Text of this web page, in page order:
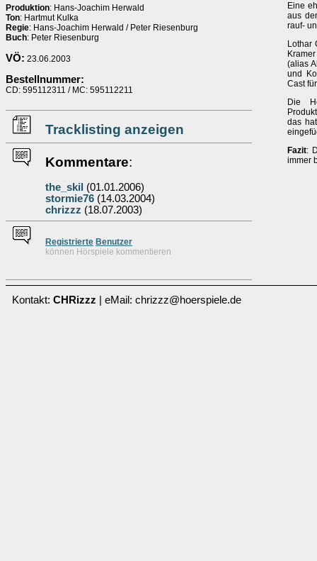
Produktion: Hans-Joachim Herwald
Ton: Hartmut Kulka
Regie: Hans-Joachim Herwald / Peter Riesenburg
Buch: Peter Riesenburg
VÖ: 23.06.2003
Bestellnummer:
CD: 595112311 / MC: 595112211
Tracklisting anzeigen
Kommentare:
the_skil (01.01.2006)
stormie76 (14.03.2004)
chrizzz (18.07.2003)
Registrierte Benutzer
können Hörspiele kommentieren
Eine
aus
rauf-
Lothar
(alias
und
Cast
Die
das
Fazit:
immer
Kontakt: CHRizzz | eMail: chrizzz@hoerspiele.de